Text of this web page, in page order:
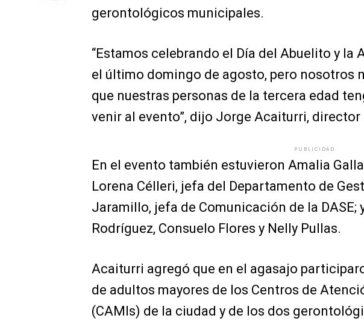
gerontológicos municipales.
“Estamos celebrando el Día del Abuelito y la
el último domingo de agosto, pero nosotros
que nuestras personas de la tercera edad
venir al evento”, dijo Jorge Acaiturri, director
PUBLICIDAD
En el evento también estuvieron Amalia
Lorena Célleri, jefa del Departamento de
Jaramillo, jefa de Comunicación de la
Rodríguez, Consuelo Flores y Nelly Pullas.
Acaiturri agregó que en el agasajo
de adultos mayores de los Centros de
(CAMIs) de la ciudad y de los dos